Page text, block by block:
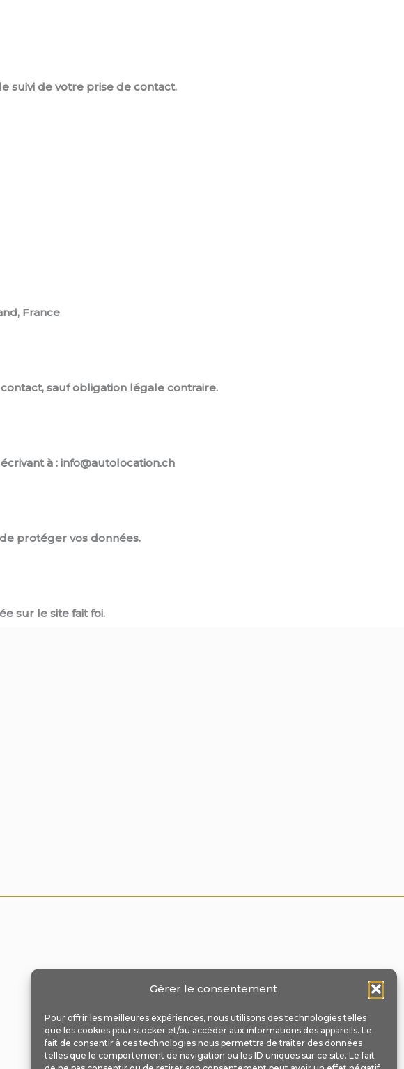
Gérer le consentement
Pour offrir les meilleures expériences, nous utilisons des technologies telles
que les cookies pour stocker et/ou accéder aux informations des appareils. Le
fait de consentir à ces technologies nous permettra de traiter des données
telles que le comportement de navigation ou les ID uniques sur ce site. Le fait
suivi de votre prise de contact.
France
sauf obligation légale contraire.
à : info@autolocation.ch
protéger vos données.
sur le site fait foi.